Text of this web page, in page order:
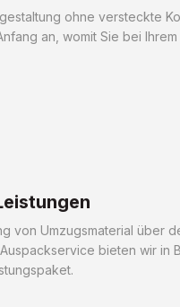
ohne versteckte
an, womit Sie bei Ihrem
von Umzugsmaterial über
bieten wir in